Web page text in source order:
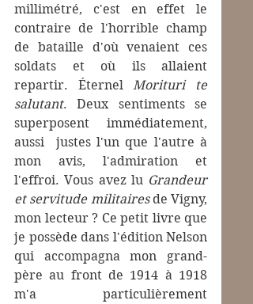
millimétré, c'est en effet le
contraire de l'horrible champ
de bataille d'où venaient ces
soldats et où ils allaient
repartir. Éternel Morituri te
salutant. Deux sentiments se
superposent immédiatement,
aussi  justes l'un que l'autre à
mon avis, l'admiration et
l'effroi. Vous avez lu Grandeur
et servitude militaires de Vigny,
mon lecteur ? Ce petit livre que
je possède dans l'édition Nelson
qui accompagna mon grand-
père au front de 1914 à 1918
m'a particulièrement